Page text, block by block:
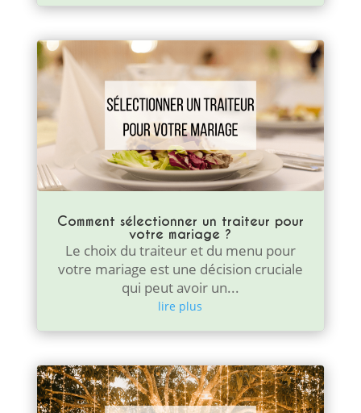
Comment sélectionner un traiteur pour
votre mariage ?
Le choix du traiteur et du menu pour
votre mariage est une décision cruciale
qui peut avoir un...
lire plus